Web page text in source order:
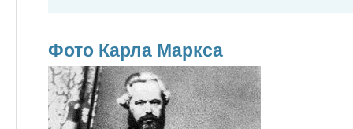
Фото Карла Маркса